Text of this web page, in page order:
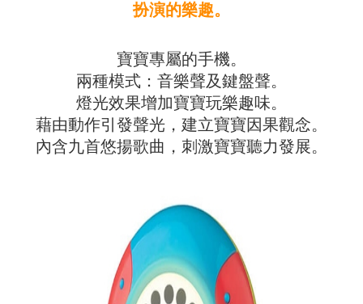
扮演的樂趣。
寶寶專屬的手機。
兩種模式：音樂聲及鍵盤聲。
燈光效果增加寶寶玩樂趣味。
藉由動作引發聲光，建立寶寶因果觀念。
內含九首悠揚歌曲，刺激寶寶聽力發展。